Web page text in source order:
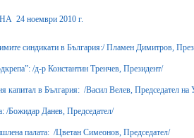
ноември 2010 г.
синдикати в България:/ Пламен Димитров,
/д-р Константин Тренчев, Президент/
капитал в България: /Васил Велев, Председател
/Божидар Данев, Председател/
палата: /Цветан Симеонов, Председател/